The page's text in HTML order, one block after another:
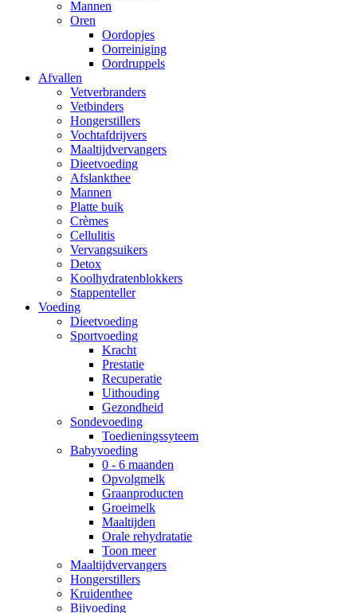
Mannen
Oren
Oordopjes
Oorreiniging
Oordruppels
Afvallen
Vetverbranders
Vetbinders
Hongerstillers
Vochtafdrijvers
Maaltijdvervangers
Dieetvoeding
Afslankthee
Mannen
Platte buik
Crèmes
Cellulitis
Vervangsuikers
Detox
Koolhydratenblokkers
Stappenteller
Voeding
Dieetvoeding
Sportvoeding
Kracht
Prestatie
Recuperatie
Uithouding
Gezondheid
Sondevoeding
Toedieningssyteem
Babyvoeding
0 - 6 maanden
Opvolgmelk
Graanproducten
Groeimelk
Maaltijden
Orale rehydratatie
Toon meer
Maaltijdvervangers
Hongerstillers
Kruidenthee
Bijvoeding